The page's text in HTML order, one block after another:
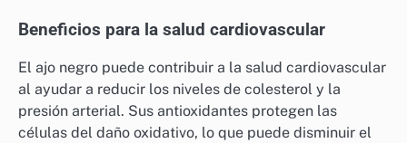
Beneficios para la salud cardiovascular
El ajo negro puede contribuir a la salud cardiovascular
al ayudar a reducir los niveles de colesterol y la
presión arterial. Sus antioxidantes protegen las
células del daño oxidativo, lo que puede disminuir el